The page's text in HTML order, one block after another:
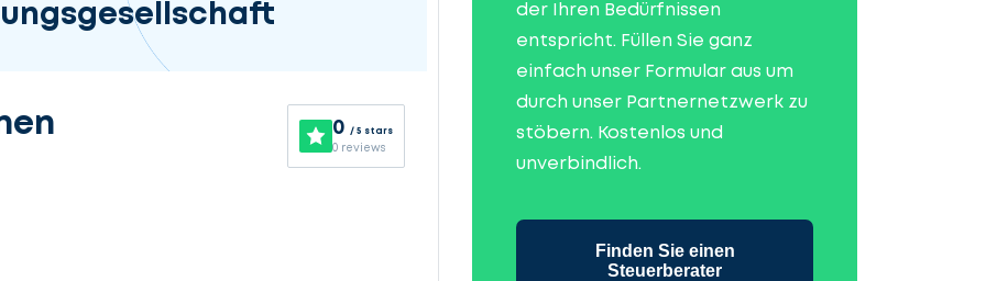
0 / 5 stars
0 reviews
der Ihren Bedürfnissen
entspricht. Füllen Sie ganz
einfach unser Formular aus um
durch unser Partnernetzwerk zu
stöbern. Kostenlos und
unverbindlich.
Finden Sie einen
Steuerberater